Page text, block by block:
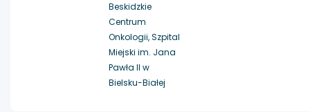
Beskidzkie
Centrum
Onkologii, Szpital
Miejski im. Jana
Pawła II w
Bielsku-Białej